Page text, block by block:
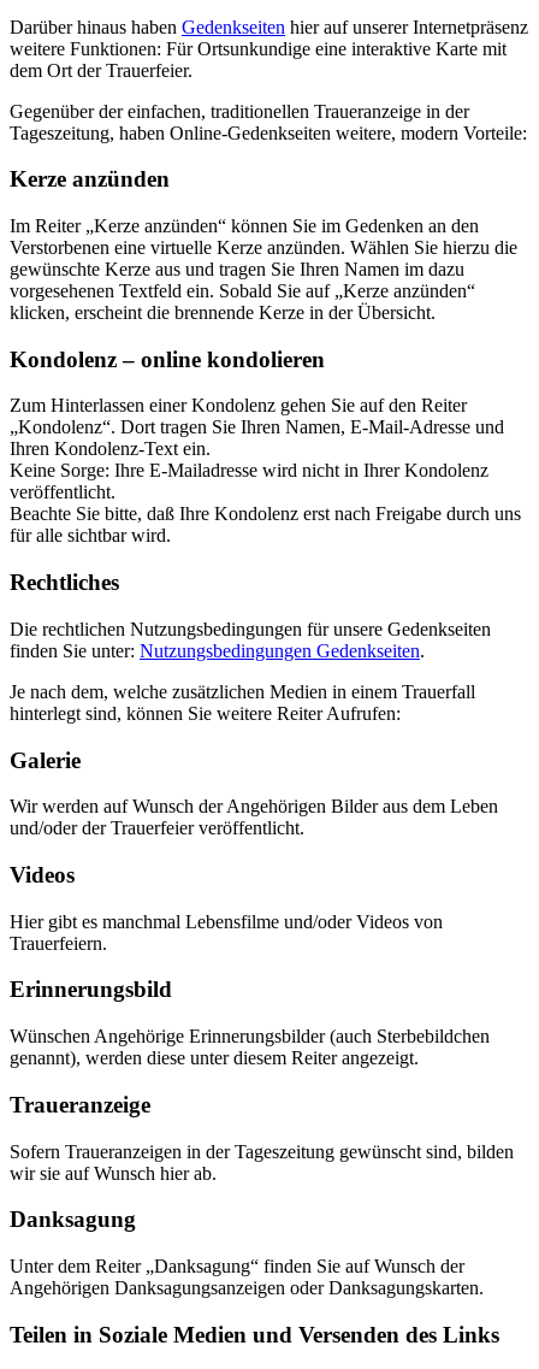
Darüber hinaus haben Gedenkseiten hier auf unserer Internetpräsenz
weitere Funktionen: Für Ortsunkundige eine interaktive Karte mit
dem Ort der Trauerfeier.
Gegenüber der einfachen, traditionellen Traueranzeige in der
Tageszeitung, haben Online-Gedenkseiten weitere, modern Vorteile:
Kerze anzünden
Im Reiter „Kerze anzünden“ können Sie im Gedenken an den
Verstorbenen eine virtuelle Kerze anzünden. Wählen Sie hierzu die
gewünschte Kerze aus und tragen Sie Ihren Namen im dazu
vorgesehenen Textfeld ein. Sobald Sie auf „Kerze anzünden“
klicken, erscheint die brennende Kerze in der Übersicht.
Kondolenz – online kondolieren
Zum Hinterlassen einer Kondolenz gehen Sie auf den Reiter
„Kondolenz“. Dort tragen Sie Ihren Namen, E-Mail-Adresse und
Ihren Kondolenz-Text ein.
Keine Sorge: Ihre E-Mailadresse wird nicht in Ihrer Kondolenz
veröffentlicht.
Beachte Sie bitte, daß Ihre Kondolenz erst nach Freigabe durch uns
für alle sichtbar wird.
Rechtliches
Die rechtlichen Nutzungsbedingungen für unsere Gedenkseiten
finden Sie unter: Nutzungsbedingungen Gedenkseiten.
Je nach dem, welche zusätzlichen Medien in einem Trauerfall
hinterlegt sind, können Sie weitere Reiter Aufrufen:
Galerie
Wir werden auf Wunsch der Angehörigen Bilder aus dem Leben
und/oder der Trauerfeier veröffentlicht.
Videos
Hier gibt es manchmal Lebensfilme und/oder Videos von
Trauerfeiern.
Erinnerungsbild
Wünschen Angehörige Erinnerungsbilder (auch Sterbebildchen
genannt), werden diese unter diesem Reiter angezeigt.
Traueranzeige
Sofern Traueranzeigen in der Tageszeitung gewünscht sind, bilden
wir sie auf Wunsch hier ab.
Danksagung
Unter dem Reiter „Danksagung“ finden Sie auf Wunsch der
Angehörigen Danksagungsanzeigen oder Danksagungskarten.
Teilen in Soziale Medien und Versenden des Links